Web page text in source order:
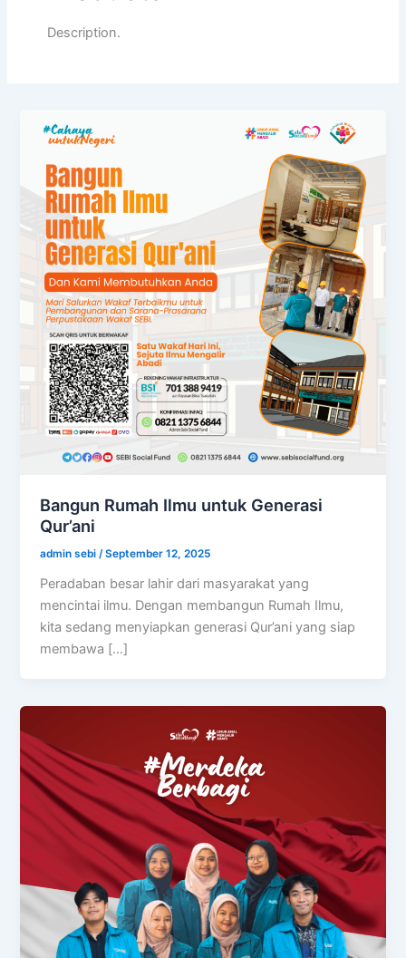
Description.
Bangun Rumah Ilmu untuk Generasi
Qur’ani
admin sebi /September 12, 2025
Peradaban besar lahir dari masyarakat yang
mencintai ilmu. Dengan membangun Rumah Ilmu,
kita sedang menyiapkan generasi Qur’ani yang siap
membawa […]